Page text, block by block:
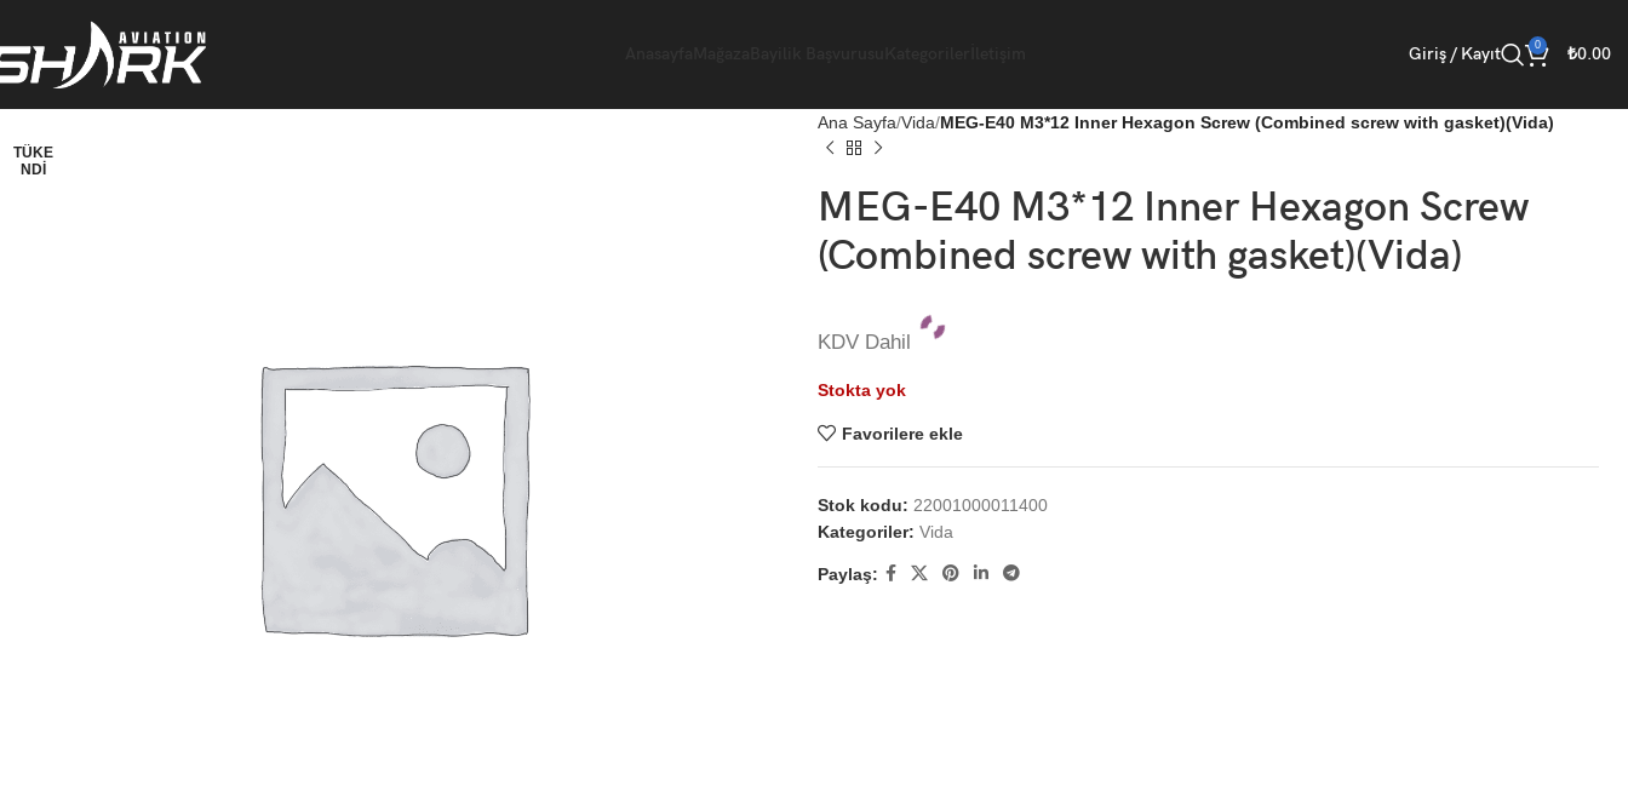
Giriş / Kayıt 0 ₺0.00
TÜKE
NDI
Ana Sayfa Vida MEG-E40 M3*12 Inner Hexagon Screw (Combined screw with gasket)(Vida)
MEG-E40 M3*12 Inner Hexagon Screw
(Combined screw with gasket)(Vida)
KDV Dahil
Stokta yok
Favorilere ekle
Stok kodu: 22001000011400
Kategoriler: Vida
Paylaş: